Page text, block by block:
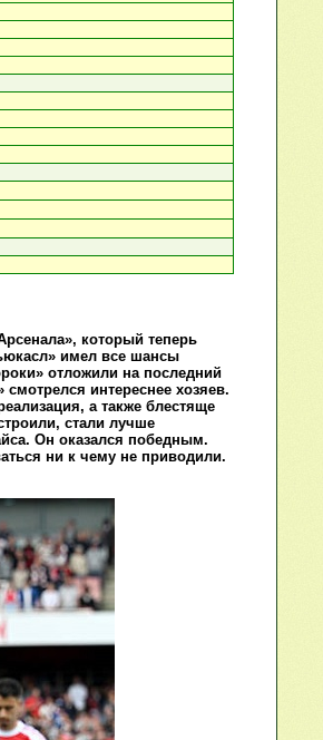
который теперь
имел все шансы
отложили на последний
интереснее хозяев.
а также блестяще
стали лучше
Он оказался победным.
ни к чему не приводили.